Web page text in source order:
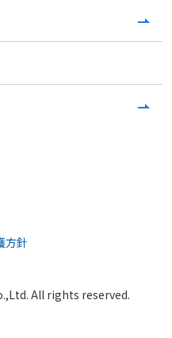
方針
All rights reserved.